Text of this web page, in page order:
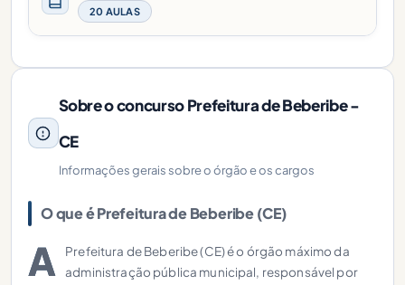
20 AULAS
Sobre o concurso Prefeitura de Beberibe -
CE
Informações gerais sobre o órgão e os cargos
O que é Prefeitura de Beberibe (CE)
A
Prefeitura de Beberibe (CE) é o órgão máximo da
administração pública municipal, responsável por